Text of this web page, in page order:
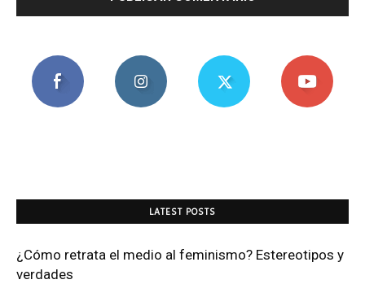
LATEST POSTS
¿Cómo retrata el medio al feminismo? Estereotipos y
verdades